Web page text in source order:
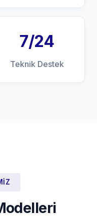
7/24
Teknik Destek